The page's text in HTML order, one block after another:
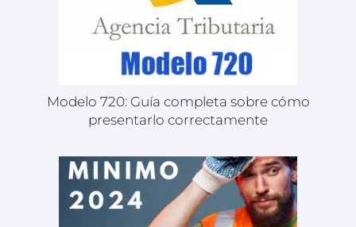
Modelo 720: Guía completa sobre cómo
presentarlo correctamente